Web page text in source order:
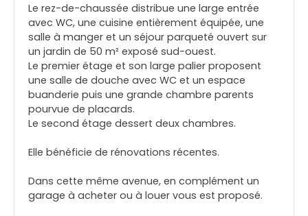
Le rez-de-chaussée distribue une large entrée
avec WC, une cuisine entièrement équipée, une
salle à manger et un séjour parqueté ouvert sur
un jardin de 50 m² exposé sud-ouest.
Le premier étage et son large palier proposent
une salle de douche avec WC et un espace
buanderie puis une grande chambre parents
pourvue de placards.
Le second étage dessert deux chambres.
Elle bénéficie de rénovations récentes.
Dans cette même avenue, en complément un
garage à acheter ou à louer vous est proposé.